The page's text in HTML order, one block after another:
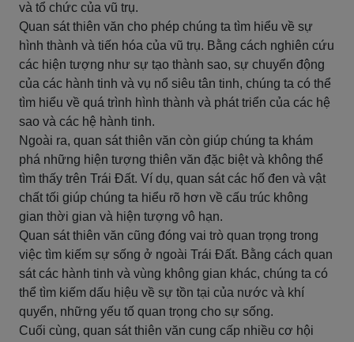
và tổ chức của vũ trụ.
Quan sát thiên văn cho phép chúng ta tìm hiểu về sự
hình thành và tiến hóa của vũ trụ. Bằng cách nghiên cứu
các hiện tượng như sự tạo thành sao, sự chuyển động
của các hành tinh và vụ nổ siêu tân tinh, chúng ta có thể
tìm hiểu về quá trình hình thành và phát triển của các hệ
sao và các hệ hành tinh.
Ngoài ra, quan sát thiên văn còn giúp chúng ta khám
phá những hiện tượng thiên văn đặc biệt và không thể
tìm thấy trên Trái Đất. Ví dụ, quan sát các hố đen và vật
chất tối giúp chúng ta hiểu rõ hơn về cấu trúc không
gian thời gian và hiện tượng vô hạn.
Quan sát thiên văn cũng đóng vai trò quan trọng trong
việc tìm kiếm sự sống ở ngoài Trái Đất. Bằng cách quan
sát các hành tinh và vùng không gian khác, chúng ta có
thể tìm kiếm dấu hiệu về sự tồn tại của nước và khí
quyển, những yếu tố quan trọng cho sự sống.
Cuối cùng, quan sát thiên văn cung cấp nhiều cơ hội